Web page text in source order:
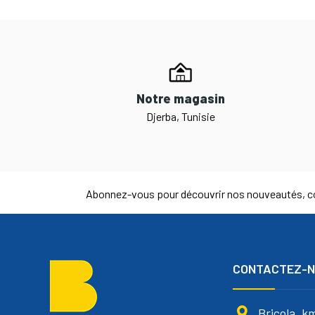
Notre magasin
Djerba, Tunisie
Abonnez-vous pour découvrir nos nouveautés,
CONTACTEZ-